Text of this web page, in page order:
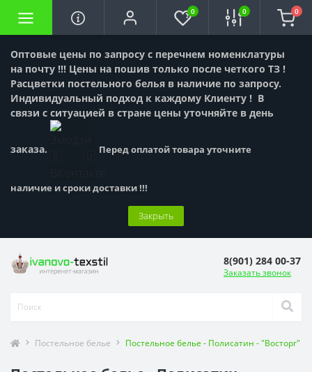
Оптовые цены по запросу с перечнем номенклатуры
на почту !!! Цены на пошив только после четкого ТЗ !
Расцветки постельного белья в наличие по запросу.
Индивидуальный подход к каждому Клиенту ! В
связи с ситуацией в стране цены уточняйте в день
заказа. Перед оплатой товара уточните
наличие и сроки доставки !!!
Закрыть
0 0 0
8(901) 284 00-37
Заказать звонок
Постельное белье Постельное белье - Полисатин - "Восторг"